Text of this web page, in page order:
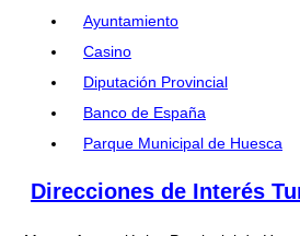
Ayuntamiento
Casino
Diputación Provincial
Banco de España
Parque Municipal de Huesca
Direcciones de Interés